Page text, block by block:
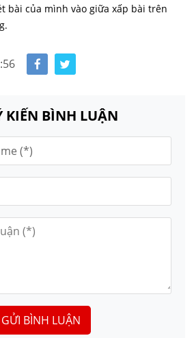
bài của mình vào giữa xấp bài trên
KIẾN BÌNH LUẬN
GỬI BÌNH LUẬN